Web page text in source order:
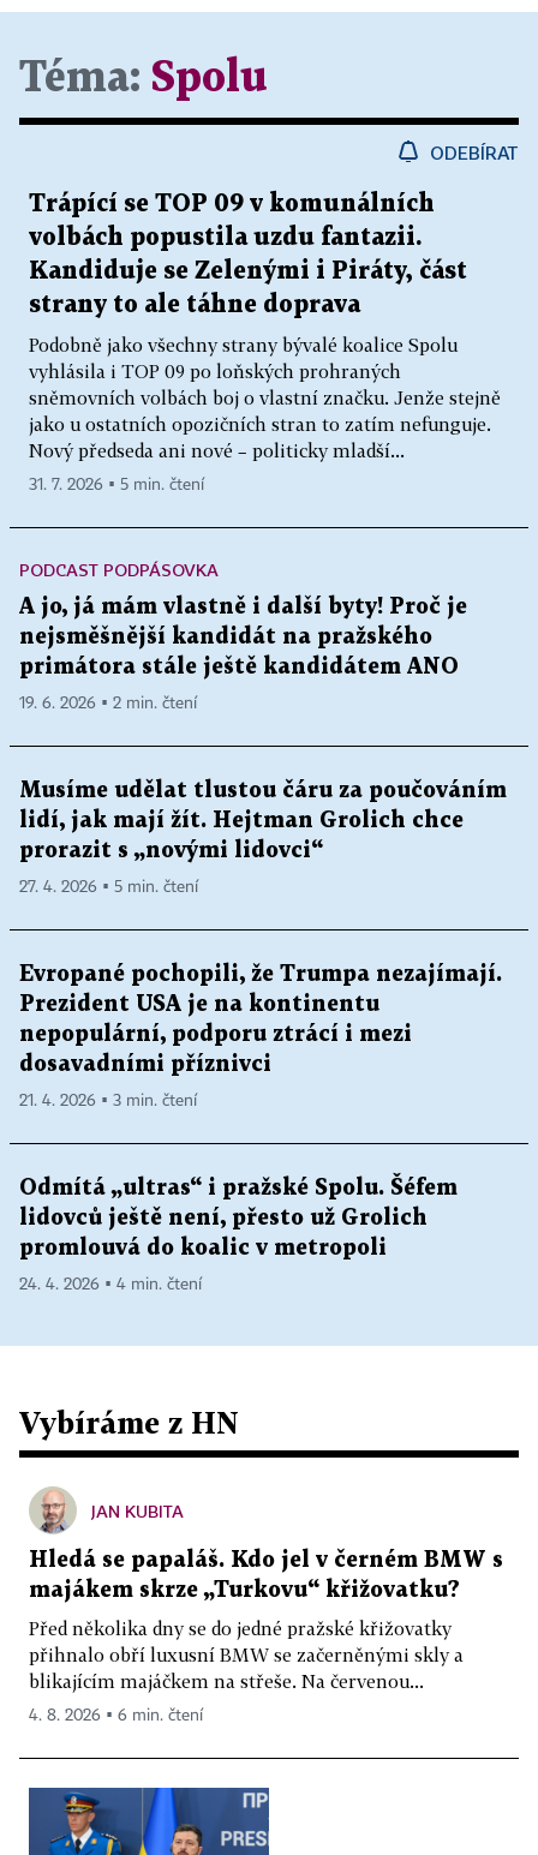
Téma: Spolu
ODEBÍRAT
Trápící se TOP 09 v komunálních
volbách popustila uzdu fantazii.
Kandiduje se Zelenými i Piráty, část
strany to ale táhne doprava
Podobně jako všechny strany bývalé koalice Spolu
vyhlásila i TOP 09 po loňských prohraných
sněmovních volbách boj o vlastní značku. Jenže stejně
jako u ostatních opozičních stran to zatím nefunguje.
Nový předseda ani nové – politicky mladší...
31. 7. 2026 ▪ 5 min. čtení
PODCAST PODPÁSOVKA
A jo, já mám vlastně i další byty! Proč je
nejsměšnější kandidát na pražského
primátora stále ještě kandidátem ANO
19. 6. 2026 ▪ 2 min. čtení
Musíme udělat tlustou čáru za poučováním
lidí, jak mají žít. Hejtman Grolich chce
prorazit s „novými lidovci“
27. 4. 2026 ▪ 5 min. čtení
Evropané pochopili, že Trumpa nezajímají.
Prezident USA je na kontinentu
nepopulární, podporu ztrácí i mezi
dosavadními příznivci
21. 4. 2026 ▪ 3 min. čtení
Odmítá „ultras“ i pražské Spolu. Šéfem
lidovců ještě není, přesto už Grolich
promlouvá do koalic v metropoli
24. 4. 2026 ▪ 4 min. čtení
Vybíráme z HN
JAN KUBITA
Hledá se papaláš. Kdo jel v černém BMW s
majákem skrze „Turkovu“ křižovatku?
Před několika dny se do jedné pražské křižovatky
přihnalo obří luxusní BMW se začerněnými skly a
blikajícím majáčkem na střeše. Na červenou...
4. 8. 2026 ▪ 6 min. čtení